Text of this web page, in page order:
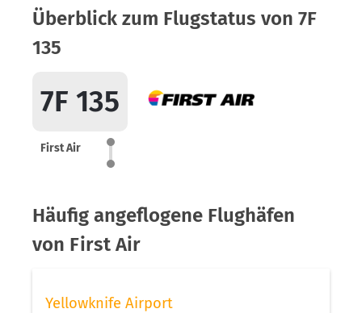
Überblick zum Flugstatus von 7F
135
7F 135
First Air
Häufig angeflogene Flughäfen
von First Air
Yellowknife Airport